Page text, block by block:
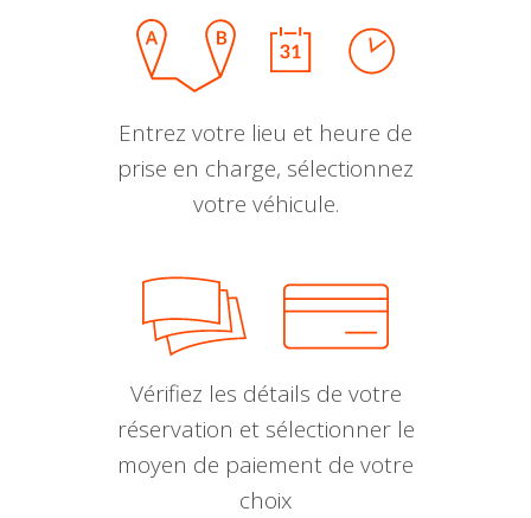
Entrez votre lieu et heure de
prise en charge, sélectionnez
votre véhicule.
Vérifiez les détails de votre
réservation et sélectionner le
moyen de paiement de votre
choix